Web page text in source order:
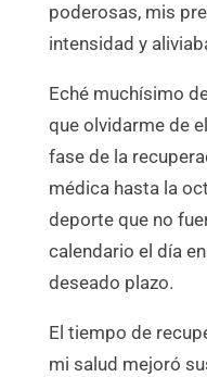
poderosas, mis
intensidad y
Eché muchísimo
que olvidarme de
fase de la
médica hasta la
deporte que no
calendario el día
deseado plazo.
El tiempo de
mi salud mejoró